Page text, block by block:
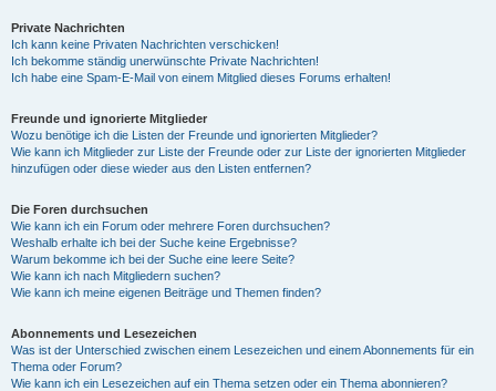
Private Nachrichten
Ich kann keine Privaten Nachrichten verschicken!
Ich bekomme ständig unerwünschte Private Nachrichten!
Ich habe eine Spam-E-Mail von einem Mitglied dieses Forums erhalten!
Freunde und ignorierte Mitglieder
Wozu benötige ich die Listen der Freunde und ignorierten Mitglieder?
Wie kann ich Mitglieder zur Liste der Freunde oder zur Liste der ignorierten Mitglieder
hinzufügen oder diese wieder aus den Listen entfernen?
Die Foren durchsuchen
Wie kann ich ein Forum oder mehrere Foren durchsuchen?
Weshalb erhalte ich bei der Suche keine Ergebnisse?
Warum bekomme ich bei der Suche eine leere Seite?
Wie kann ich nach Mitgliedern suchen?
Wie kann ich meine eigenen Beiträge und Themen finden?
Abonnements und Lesezeichen
Was ist der Unterschied zwischen einem Lesezeichen und einem Abonnements für ein
Thema oder Forum?
Wie kann ich ein Lesezeichen auf ein Thema setzen oder ein Thema abonnieren?